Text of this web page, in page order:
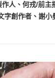
人、何戎/前主
字創作者、謝